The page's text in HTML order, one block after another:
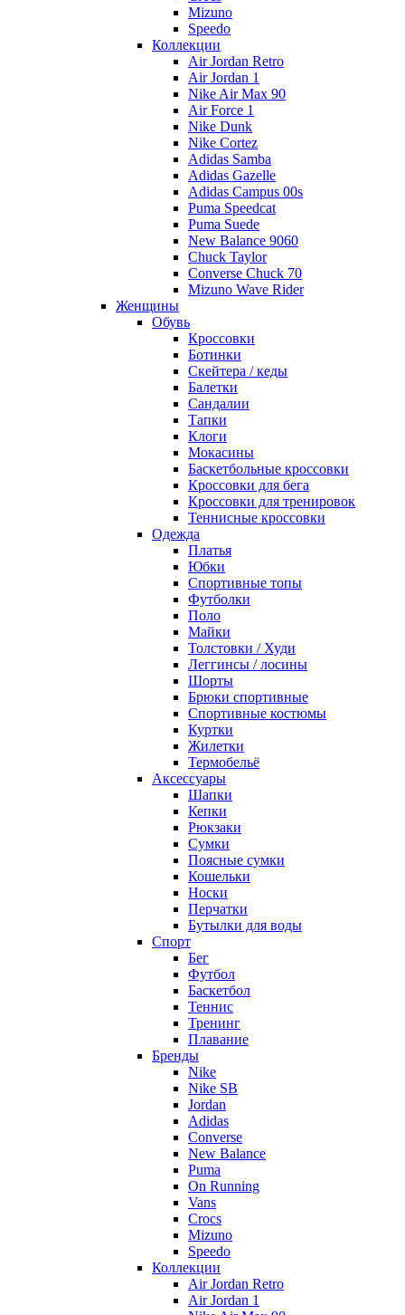
Mizuno
Speedo
Коллекции
Air Jordan Retro
Air Jordan 1
Nike Air Max 90
Air Force 1
Nike Dunk
Nike Cortez
Adidas Samba
Adidas Gazelle
Adidas Campus 00s
Puma Speedcat
Puma Suede
New Balance 9060
Chuck Taylor
Converse Chuck 70
Mizuno Wave Rider
Женщины
Обувь
Кроссовки
Ботинки
Скейтера / кеды
Балетки
Сандалии
Тапки
Клоги
Мокасины
Баскетбольные кроссовки
Кроссовки для бега
Кроссовки для тренировок
Теннисные кроссовки
Одежда
Платья
Юбки
Спортивные топы
Футболки
Поло
Майки
Толстовки / Худи
Леггинсы / лосины
Шорты
Брюки спортивные
Спортивные костюмы
Куртки
Жилетки
Термобельё
Аксессуары
Шапки
Кепки
Рюкзаки
Сумки
Поясные сумки
Кошельки
Носки
Перчатки
Бутылки для воды
Спорт
Бег
Футбол
Баскетбол
Теннис
Тренинг
Плавание
Бренды
Nike
Nike SB
Jordan
Adidas
Converse
New Balance
Puma
On Running
Vans
Crocs
Mizuno
Speedo
Коллекции
Air Jordan Retro
Air Jordan 1